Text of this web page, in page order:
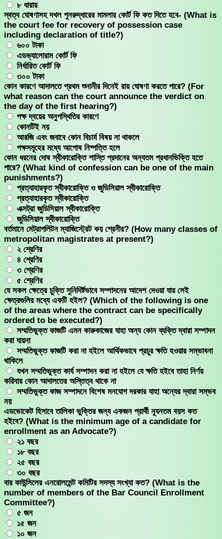
৮ ধারায়
স্বত্ব ঘােষণাসহ দখল পুনরুদ্ধারের মামলার কোর্ট ফি কত দিতে হবে- (What is
the court fee for recovery of possession case
including declaration of title?)
৬০০ টাকা
এডভ্যালােরাম কোর্ট ফি
নির্ধারিত কোর্ট ফি
৩০০ টাকা
কোন কারণে আদালতে প্রথম শুনানীর দিনেই রায় ঘোষণা করতে পারে? (For
what reason can the court announce the verdict on
the day of the first hearing?)
পক্ষ দ্বয়ের অনুপস্থিতির কারণে
কোনটিই নয়
আরজি এবং জবাবে কোন বিচার্য বিষয় না থাকলে
পক্ষসমূহের মধ্যে আপোষ নিষ্পত্তি হলে
কোন ধরনের দোষ স্বীকারোক্তি শাস্তি প্রদানের অন্যতম প্রধানভিক্তি হতে
পারে? (What kind of confession can be one of the main
punishments?)
প্রত্যাহারকৃত স্বীকারোক্তি ও জুডিসিয়াল স্বীকারোক্তি
প্রত্যাহারকৃত স্বীকারোক্তি
এক্সট্রা জুডিসিয়াল স্বীকারোক্তি
জুডিসিয়াল স্বীকারোক্তি
বর্তমানে মেট্রাপলিটন ম্যাজিস্ট্রেট কয় শ্রেনীর? (How many classes of
metropolitan magistrates at present?)
২ শ্রেণির
৪ শ্রেণির
৩ শ্রেণির
৫ শ্রেণির
যে সকল ক্ষেত্রে চুক্তি সুনিদির্ষ্টভাবে সম্পাদনের আদেশ দেওয়া যায় সেই
ক্ষেত্রগুলির মধ্যে একটি হইল? (Which of the following is one
of the areas where the contract can be specifically
ordered to be executed?)
সম্মতিভুক্ত কাজটি এমন কারুকাজের যাহা অন্য কোন ব্যক্তি দ্বারা সম্পাদন
করা যায়না
সম্মতিভুক্ত কাজটি করা না হইলে আর্থিকভাবে প্রচুর ক্ষতি হওয়ার সম্ভাবনা
থাকিলে
যখন সম্মতিভুক্ত কার্য সম্পাদন করা না হইলে যে ক্ষতি হইবে তাহা নির্ণয়
করিবার কোন আদালতের অস্তিত্ব থাকে না
সম্মতিভুক্ত কাজ সম্পাদনে বিশেষ মনযোগ দরকার যাহা অন্যের দ্বারা সম্ভব
নয়
এডভোকেট হিসাবে তালিকা ভুক্তির জন্য একজন প্রার্থী ন্যূনতম বয়স কত
হইবে? (What is the minimum age of a candidate for
enrollment as an Advocate?)
২১ বছর
১৮ বছর
২৫ বছর
৩০ বছর
বার কাউন্সিলের এনরোলমেন্ট কমিটির সদস্য সংখ্যা কত? (What is the
number of members of the Bar Council Enrollment
Committee?)
৫ জন
১৫ জন
১০ জন